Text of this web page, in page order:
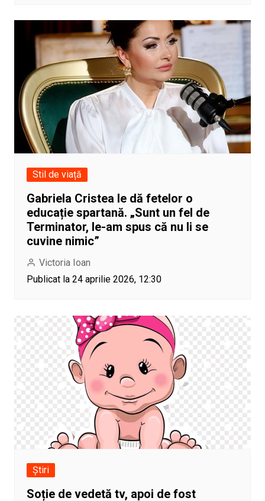
Stil de viață
Gabriela Cristea le dă fetelor o
educație spartană. „Sunt un fel de
Terminator, le-am spus că nu li se
cuvine nimic”
Victoria Ioan
Publicat la 24 aprilie 2026, 12:30
Știri
Soție de vedetă tv, apoi de fost